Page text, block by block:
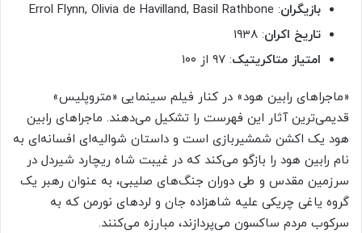
بازیگران: Errol Flynn, Olivia de Havilland, Basil Rathbone
تاریخ اکران: ۱۹۳۸
امتیاز متاکریتیک: ۹۷ از ۱۰۰
«ماجراهای رابین هود» در کنار فیلم سینمایی «متروپلیس»
قدیمی‌ترین آثار این فهرست را تشکیل می‌دهند. ماجراهای رابین
هود یک اکشن شمشیربازی است و داستان شوالیه‌ای افسانه‌ای به
نام رابین هود را بازگو می‌کند که در غیبت شاه ریچارد شیردل در
سرزمین مقدس و طی دوران جنگ‌های صلیبی، به عنوان رهبر یک
گروه یاغی چریکی علیه شاهزاده جان و لردهای نورمن که به
سرکوب مردم ساکسون می‌پردازند، مبارزه می‌کنند.